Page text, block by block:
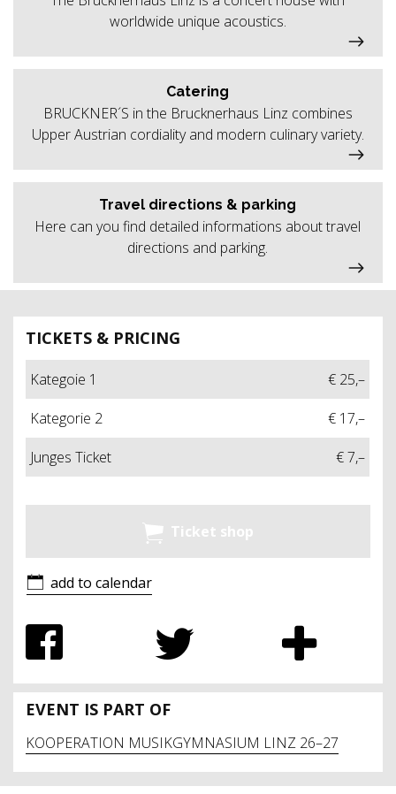
TICKETS & PRICING
Kategoie 1
€ 25,–
Kategorie 2
€ 17,–
Junges Ticket
€ 7,–
Ticket shop
add to calendar
EVENT IS PART OF
KOOPERATION MUSIKGYMNASIUM LINZ 26–27
worldwide unique acoustics.
Catering
BRUCKNER´S in the Brucknerhaus Linz combines
Upper Austrian cordiality and modern culinary variety.
Travel directions & parking
Here can you find detailed informations about travel
directions and parking.